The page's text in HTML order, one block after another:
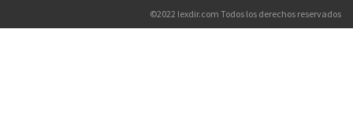
©2022 lexdir.com Todos los derechos reservados